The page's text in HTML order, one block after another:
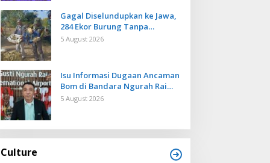
Gagal Diselundupkan ke Jawa,
284 Ekor Burung Tanpa
Dokumen Dilepasliarkan Cegah
5 August 2026
Isu Informasi Dugaan Ancaman
Bom di Bandara Ngurah Rai
Bali Tidak Benar, Operasional
5 August 2026
Culture